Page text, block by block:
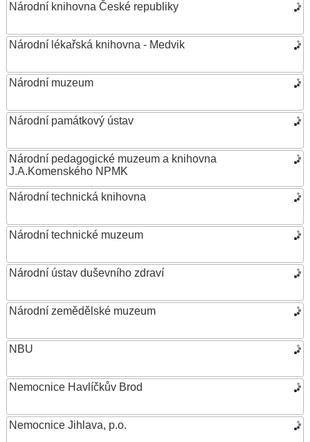
Národní knihovna České republiky
Národní lékařská knihovna - Medvik
Národní muzeum
Národní památkový ústav
Národní pedagogické muzeum a knihovna
J.A.Komenského NPMK
Národní technická knihovna
Národní technické muzeum
Národní ústav duševního zdraví
Národní zemědělské muzeum
NBU
Nemocnice Havlíčkův Brod
Nemocnice Jihlava, p.o.